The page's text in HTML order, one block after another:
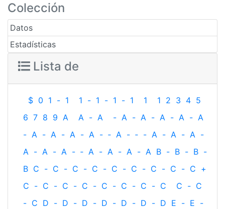
Colección
Datos
Estadísticas
Lista de
$ 0 1 - 1 1 - 1 - 1 - 1 1 1 2 3 4 5
6 7 8 9 A A - A - A - A - A - A - A
- A - A - A - A - ‐ A - ‐ - A - A - A -
A - A - A - ‐ A - A - A - A B - B - B -
B C - C - C - C - C - C - C - C - C +
C - C - C - C - C - C - C - C C - C
- C D - D - D - D - D - D - D E - E -